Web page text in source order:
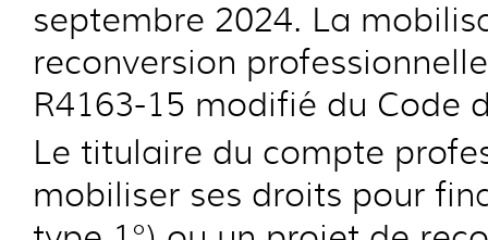
septembre 2024. La
reconversion
R4163-15 modifié du Code
Le titulaire du compte
mobiliser ses droits pour